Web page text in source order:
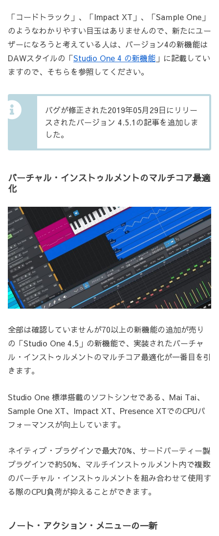
「コードトラック」、「Impact XT」、「Saｍple One」
のようなわかりやすい目玉はありませんので、新たにユー
ザーになろうと考えている人は、バージョン4の新機能は
DAWスタイルの「Studio One 4 の新機能 」に記載してい
ますので、そちらを参照してください。
バグが修正された2019年05月29日にリリー
スされたバージョン 4.5.1の記事を追加しま
した。
バーチャル・インストゥルメントのマルチコア最適
化
全部は確認していませんが70以上の新機能の追加が売り
の「Studio One 4.5」の新機能で、実装されたバーチャ
ル・インストゥルメントのマルチコア最適化が一番目を引
きます。
Studio One 標準搭載のソフトシンセである、Mai Tai、
Sample One XT、Impact XT、Presence XTでのCPUパ
フォーマンスが向上しています。
ネイティブ・プラグインで最大70%、サードパーティー製
プラグインで約50%、マルチインストゥルメント内で複数
のバーチャル・インストゥルメントを組み合わせて使用す
る際のCPU負荷が抑えることができます。
ノート・アクション・メニューの一新